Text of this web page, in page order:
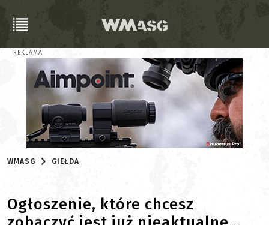
REKLAMA
WMASG GIEŁDA
Ogłoszenie, które chcesz